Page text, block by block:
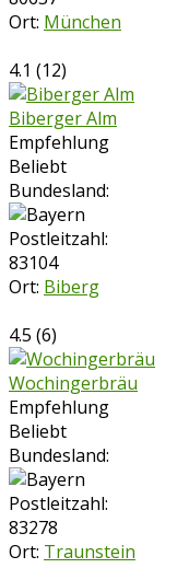
Ort: München
4.1 (12)
Biberger Alm
Empfehlung
Beliebt
Bundesland:
Postleitzahl:
83104
Ort: Biberg
4.5 (6)
Wochingerbräu
Empfehlung
Beliebt
Bundesland:
Postleitzahl:
83278
Ort: Traunstein